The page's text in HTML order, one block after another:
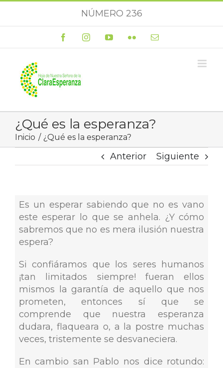
NÚMERO 236
FacebookInstagramYouTubeFlickr Correo
¿Qué es la esperanza?
Inicio ¿Qué es la esperanza?
Anterior Siguiente
Es un esperar sabiendo que no es vano
este esperar lo que se anhela. ¿Y cómo
sabremos que no es mera ilusión nuestra
espera?
Si confiáramos que los seres humanos
¡tan limitados siempre! fueran ellos
mismos la garantía de aquello que nos
prometen, entonces sí que se
comprende que nuestra esperanza
dudara, flaqueara o, a la postre muchas
veces, tristemente se desvaneciera.
En cambio san Pablo nos dice rotundo: